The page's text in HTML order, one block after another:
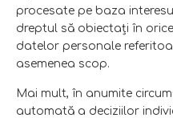
procesate pe baza
dreptul să obiectaţi în
datelor personale
asemenea scop.
Mai mult, în anumite
automată a deciziilor